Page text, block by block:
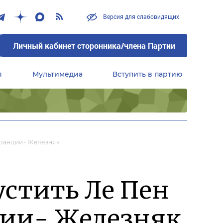
Версия для слабовидящих
Личный кабинет сторонника/члена Партии
Мультимедиа Вступить в партию
Железняк
Ле Пен